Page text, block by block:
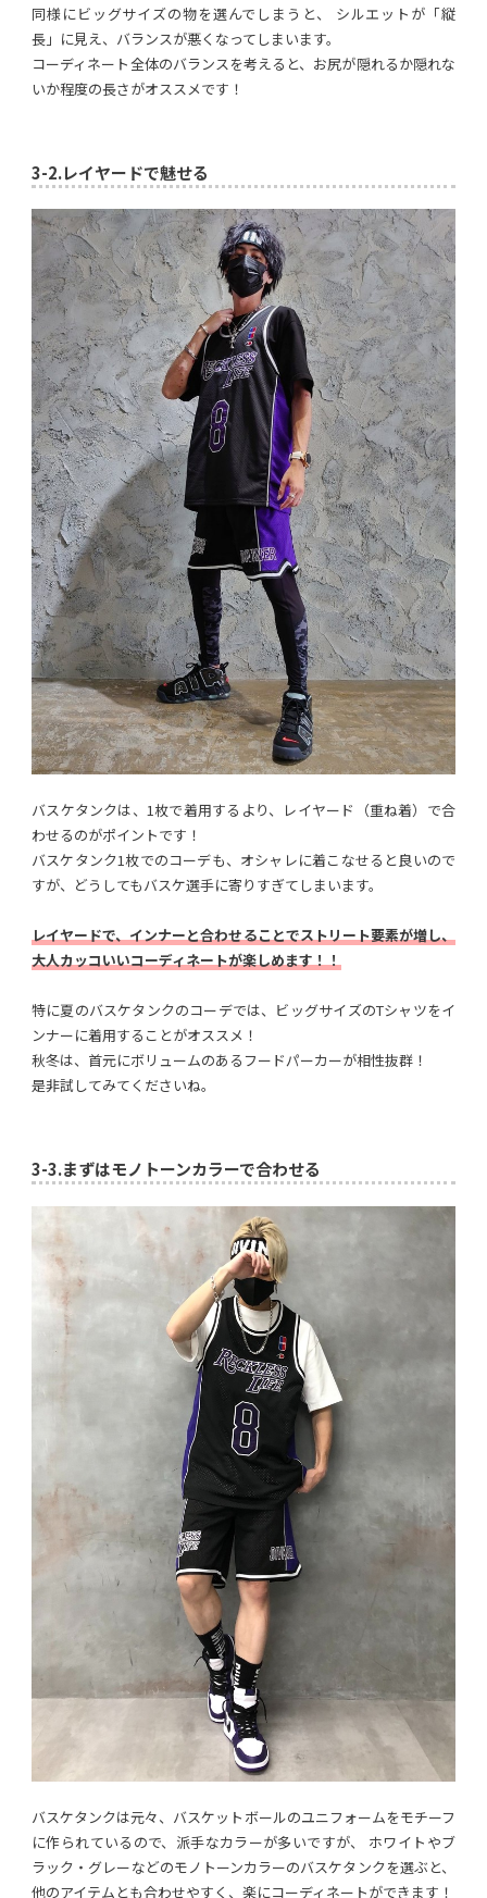
同様にビッグサイズの物を選んでしまうと、 シルエットが「縦
長」に見え、バランスが悪くなってしまいます。
コーディネート全体のバランスを考えると、お尻が隠れるか隠れな
いか程度の長さがオススメです！
3-2.レイヤードで魅せる
バスケタンクは、1枚で着用するより、レイヤード（重ね着）で合
わせるのがポイントです！
バスケタンク1枚でのコーデも、オシャレに着こなせると良いので
すが、どうしてもバスケ選手に寄りすぎてしまいます。
レイヤードで、インナーと合わせることでストリート要素が増し、
大人カッコいいコーディネートが楽しめます！！
特に夏のバスケタンクのコーデでは、ビッグサイズのTシャツをイ
ンナーに着用することがオススメ！
秋冬は、首元にボリュームのあるフードパーカーが相性抜群！
是非試してみてくださいね。
3-3.まずはモノトーンカラーで合わせる
バスケタンクは元々、バスケットボールのユニフォームをモチーフ
に作られているので、派手なカラーが多いですが、 ホワイトやブ
ラック・グレーなどのモノトーンカラーのバスケタンクを選ぶと、
他のアイテムとも合わせやすく、楽にコーディネートができます！